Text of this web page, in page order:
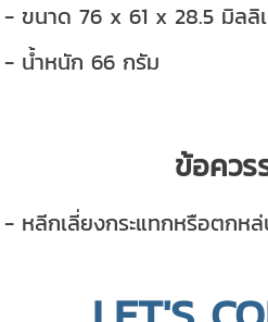
- ขนาด 76 x 61 x 28.5 มิลลิ
- น้ำหนัก 66 กรัม
ข้อควร
- หลีกเลี่ยงกระแทกหรือตกหล่